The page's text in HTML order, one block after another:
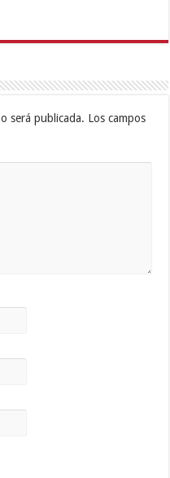
será publicada. Los campos